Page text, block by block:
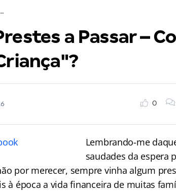
foi seu "Dia da Criança"?
a Passar –
0
Lembrando-me
saudades da espera
por merecer, sempre vinha algum
à época a vida financeira de muitas